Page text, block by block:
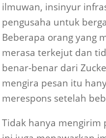
ilmuwan, insinyur
pengusaha untuk
Beberapa orang yang
merasa terkejut dan
benar-benar dari
mengira pesan itu
merespons setelah
Tidak hanya mengirim